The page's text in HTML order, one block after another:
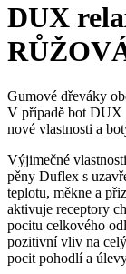
DUX
Gumové dřeváky
V případě bot DUX
nové vlastnosti a
Výjimečné
pěny Duflex s
teplotu, měkne a
aktivuje receptory
pocitu celkového
pozitivní vliv na
pocit pohodlí a